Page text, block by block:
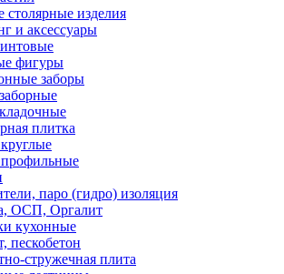
столярные изделия
и аксессуары
фигуры
заборы
плитка
паро (гидро) изоляция
ОСП, Оргалит
кухонные
пескобетон
стружечная плита